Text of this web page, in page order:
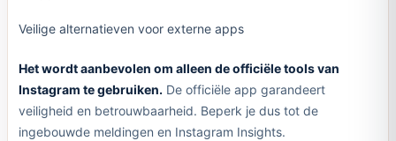
Veilige alternatieven voor externe apps
Het wordt aanbevolen om alleen de officiële tools van
Instagram te gebruiken. De officiële app garandeert
veiligheid en betrouwbaarheid. Beperk je dus tot de
ingebouwde meldingen en Instagram Insights.